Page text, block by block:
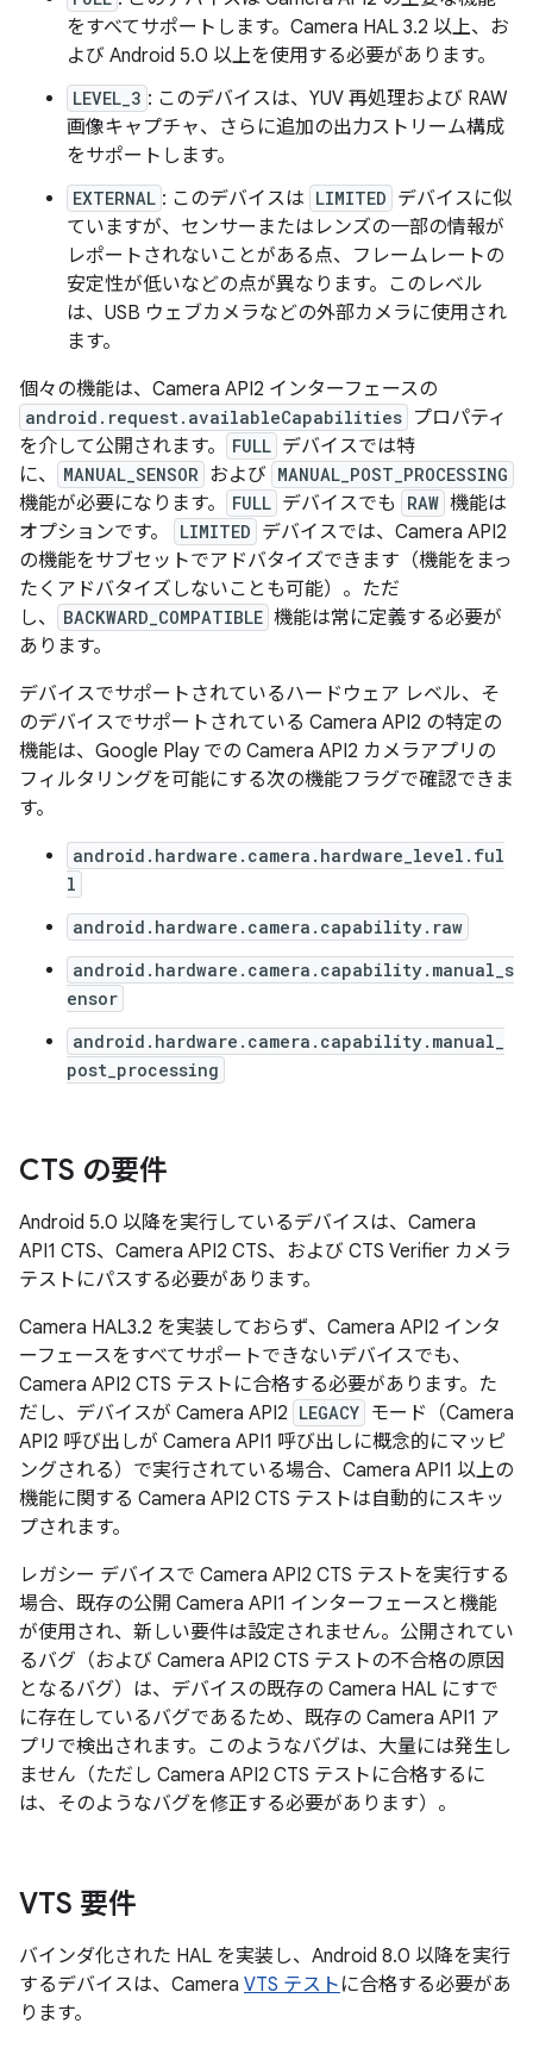
をすべてサポートします。Camera HAL 3.2 以上、お
よび Android 5.0 以上を使用する必要があります。
LEVEL_3 : このデバイスは、YUV 再処理および RAW
画像キャプチャ、さらに追加の出力ストリーム構成
をサポートします。
EXTERNAL : このデバイスは LIMITED デバイスに似
ていますが、センサーまたはレンズの一部の情報が
レポートされないことがある点、フレームレートの
安定性が低いなどの点が異なります。このレベル
は、USB ウェブカメラなどの外部カメラに使用され
ます。
個々の機能は、Camera API2 インターフェースの
android.request.availableCapabilities プロパティ
を介して公開されます。
FULL デバイスでは特
に、
MANUAL_SENSOR および MANUAL_POST_PROCESSING
機能が必要になります。 FULL デバイスでも RAW 機能は
オプションです。
LIMITED デバイスでは、Camera API2
の機能をサブセットでアドバタイズできます（機能をまっ
たくアドバタイズしないことも可能）。ただ
し、
BACKWARD_COMPATIBLE 機能は常に定義する必要が
あります。
デバイスでサポートされているハードウェア レベル、そ
のデバイスでサポートされている Camera API2 の特定の
機能は、Google Play での Camera API2 カメラアプリの
フィルタリングを可能にする次の機能フラグで確認できま
す。
android.hardware.camera.hardware_level.ful
l
android.hardware.camera.capability.raw
android.hardware.camera.capability.manual_s
ensor
android.hardware.camera.capability.manual_
post_processing
CTS の要件
Android 5.0 以降を実行しているデバイスは、Camera
API1 CTS、Camera API2 CTS、および CTS Verifier カメラ
テストにパスする必要があります。
Camera HAL3.2 を実装しておらず、Camera API2 インタ
ーフェースをすべてサポートできないデバイスでも、
Camera API2 CTS テストに合格する必要があります。た
だし、デバイスが Camera API2 LEGACY モード（Camera
API2 呼び出しが Camera API1 呼び出しに概念的にマッピ
ングされる）で実行されている場合、Camera API1 以上の
機能に関する Camera API2 CTS テストは自動的にスキッ
プされます。
レガシー デバイスで Camera API2 CTS テストを実行する
場合、既存の公開 Camera API1 インターフェースと機能
が使用され、新しい要件は設定されません。公開されてい
るバグ（および Camera API2 CTS テストの不合格の原因
となるバグ）は、デバイスの既存の Camera HAL にすで
に存在しているバグであるため、既存の Camera API1 ア
プリで検出されます。このようなバグは、大量には発生し
ません（ただし Camera API2 CTS テストに合格するに
は、そのようなバグを修正する必要があります）。
VTS 要件
バインダ化された HAL を実装し、Android 8.0 以降を実行
するデバイスは、Camera VTS テスト に合格する必要があ
ります。